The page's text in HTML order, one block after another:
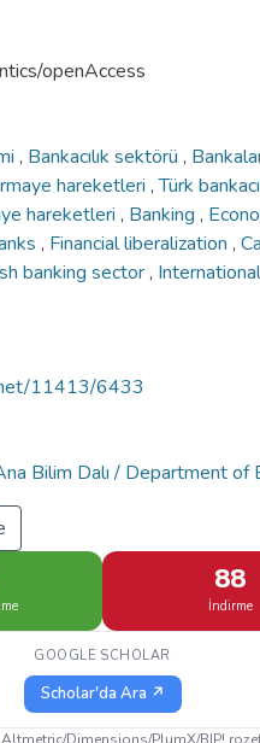
openAccess
, Bankacılık sektörü ,
hareketleri ,Türk
hareketleri , Banking ,
, Financial liberalization ,
banking sector,
11413/6433
Bilim Dalı / Department of
88
İndirme
GOOGLE SCHOLAR
Scholar'da Ara ↗
Dimensions/PlumX/BIP!